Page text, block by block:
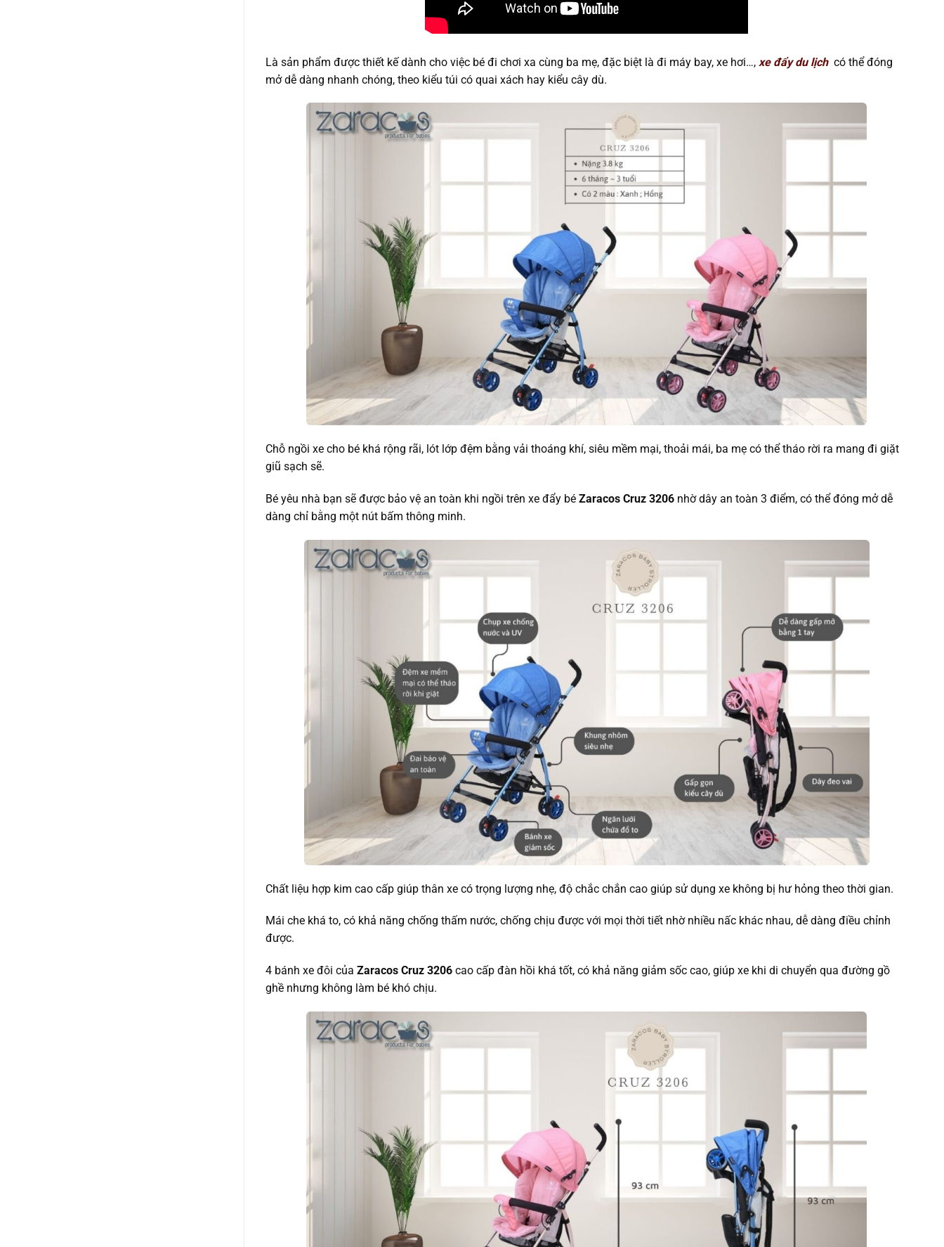
Là sản phẩm được thiết kế dành cho việc bé đi chơi xa cùng ba mẹ, đặc biệt là đi máy bay, xe hơi…, xe đẩy du lịch có thể đóng
mở dễ dàng nhanh chóng, theo kiểu túi có quai xách hay kiểu cây dù.
Chỗ ngồi xe cho bé khá rộng rãi, lót lớp đệm bằng vải thoáng khí, siêu mềm mại, thoải mái, ba mẹ có thể tháo rời ra mang đi giặt
giũ sạch sẽ.
Bé yêu nhà bạn sẽ được bảo vệ an toàn khi ngồi trên xe đẩy bé Zaracos Cruz 3206 nhờ dây an toàn 3 điểm, có thể đóng mở dễ
dàng chỉ bằng một nút bấm thông minh.
Chất liệu hợp kim cao cấp giúp thân xe có trọng lượng nhẹ, độ chắc chắn cao giúp sử dụng xe không bị hư hỏng theo thời gian.
Mái che khá to, có khả năng chống thấm nước, chống chịu được với mọi thời tiết nhờ nhiều nấc khác nhau, dễ dàng điều chỉnh
được.
4 bánh xe đôi của Zaracos Cruz 3206 cao cấp đàn hồi khá tốt, có khả năng giảm sốc cao, giúp xe khi di chuyển qua đường gồ
ghề nhưng không làm bé khó chịu.